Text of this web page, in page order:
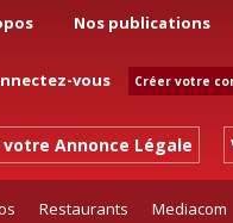
Nos publications
vous Créer votre
votre Annonce Légale
Restaurants Mediacom